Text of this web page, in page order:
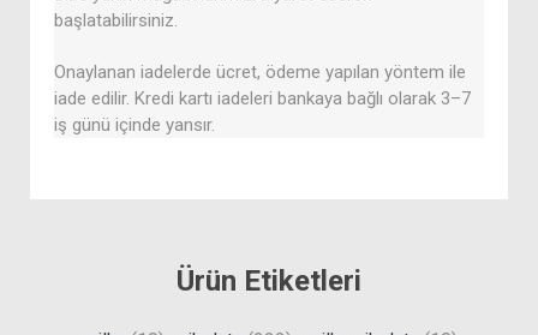
başlatabilirsiniz.
Onaylanan iadelerde ücret, ödeme yapılan yöntem ile
iade edilir. Kredi kartı iadeleri bankaya bağlı olarak 3–7
iş günü içinde yansır.
Ürün Etiketleri